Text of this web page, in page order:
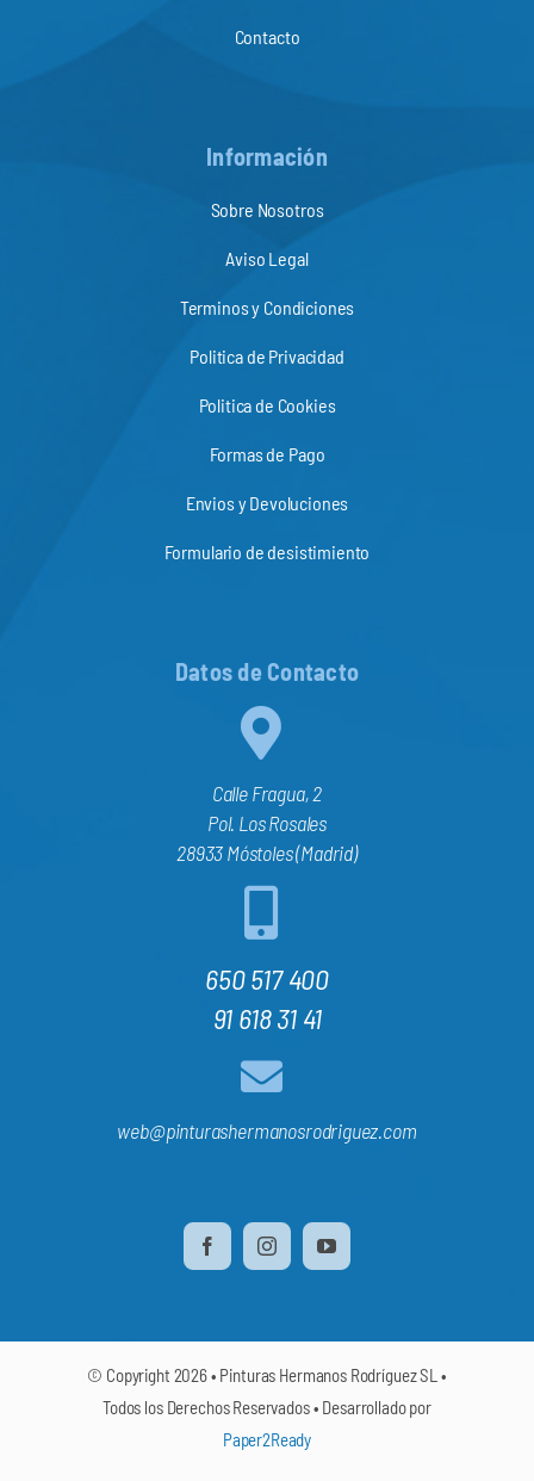
Contacto
Información
Sobre Nosotros
Aviso Legal
Terminos y Condiciones
Politica de Privacidad
Politica de Cookies
Formas de Pago
Envios y Devoluciones
Formulario de desistimiento
Datos de Contacto
Calle Fragua, 2
Pol. Los Rosales
28933 Móstoles (Madrid)
650 517 400
91 618 31 41
web@pinturashermanosrodriguez.com
© Copyright 2026 • Pinturas Hermanos Rodríguez SL •
Todos los Derechos Reservados • Desarrollado por
Paper2Ready